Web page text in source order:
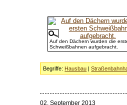
Auf den Dächern wurden die
Schweißbahnen aufgebracht.
Begriffe: Hausbau |
02. September 2013